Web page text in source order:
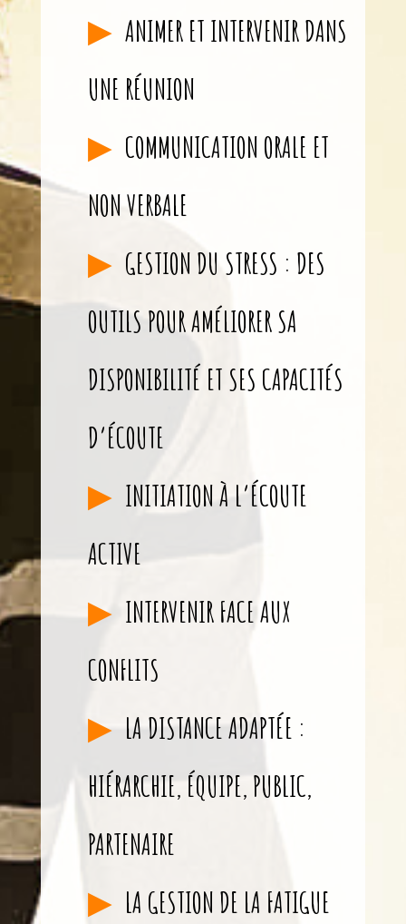
ANIMER ET INTERVENIR DANS
UNE RÉUNION
COMMUNICATION ORALE ET
NON VERBALE
GESTION DU STRESS : DES
OUTILS POUR AMÉLIORER SA
DISPONIBILITÉ ET SES CAPACITÉS
D’ÉCOUTE
INITIATION À L’ÉCOUTE
ACTIVE
INTERVENIR FACE AUX
CONFLITS
LA DISTANCE ADAPTÉE :
HIÉRARCHIE, ÉQUIPE, PUBLIC,
PARTENAIRE
LA GESTION DE LA FATIGUE